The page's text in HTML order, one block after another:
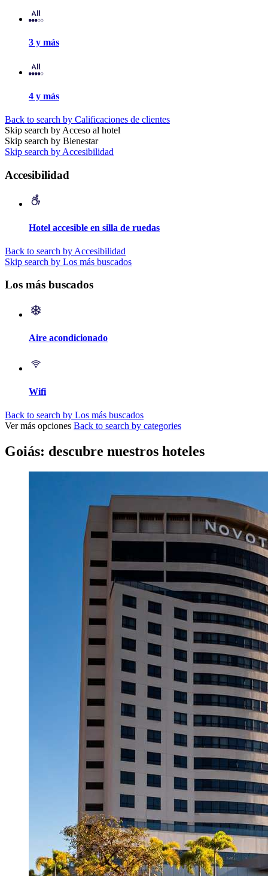
3 y más
4 y más
Back to search by Calificaciones de clientes
Skip search by Acceso al hotel
Skip search by Bienestar
Skip search by Accesibilidad
Accesibilidad
Hotel accesible en silla de ruedas
Back to search by Accesibilidad
Skip search by Los más buscados
Los más buscados
Aire acondicionado
Wifi
Back to search by Los más buscados
Ver más opciones Back to search by categories
Goiás: descubre nuestros hoteles